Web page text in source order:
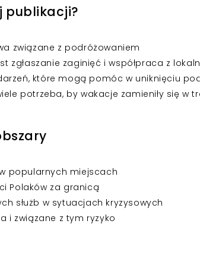
publikacji?
związane z podróżowaniem
zgłaszanie zaginięć i współpraca z
które mogą pomóc w uniknięciu
potrzeba, by wakacje zamieniły się w
popularnych miejscach
Polaków za granicą
służb w sytuacjach kryzysowych
i związane z tym ryzyko